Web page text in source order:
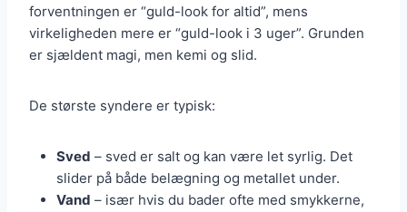
forventningen er “guld-look for altid”, mens
virkeligheden mere er “guld-look i 3 uger”. Grunden
er sjældent magi, men kemi og slid.
De største syndere er typisk:
Sved – sved er salt og kan være let syrlig. Det
slider på både belægning og metallet under.
Vand – især hvis du bader ofte med smykkerne,